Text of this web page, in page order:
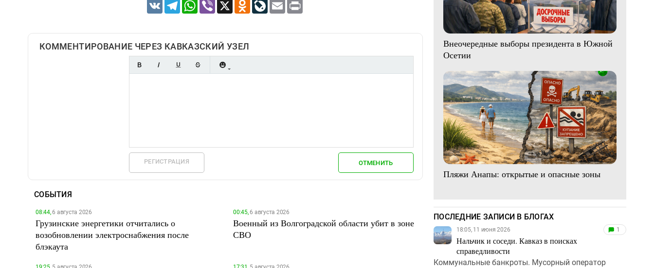
VK TelegramWhatsApp
Viber X Odnoklassniki
LiveJournal
Email
КОММЕНТИРОВАНИЕ ЧЕРЕЗ КАВКАЗСКИЙ УЗЕЛ
РЕГИСТРАЦИЯ ОТМЕНИТЬ
СОБЫТИЯ
08:44,6 августа 2026
Грузинские энергетики отчитались о
возобновлении электроснабжения после
блэкаута
00:45,6 августа 2026
Военный из Волгоградской области убит в зоне
СВО
Внеочередные выборы президента в Южной
Осетии
Пляжи Анапы: открытые и опасные зоны
ПОСЛЕДНИЕ ЗАПИСИ В БЛОГАХ
18:05, 11 июня 2026
Нальчик и соседи. Кавказ в поисках
справедливости
1
Коммунальные банкроты. Мусорный оператор